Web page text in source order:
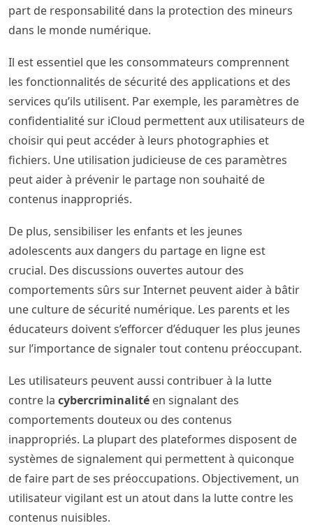
part de responsabilité dans la protection des mineurs
dans le monde numérique.
Il est essentiel que les consommateurs comprennent
les fonctionnalités de sécurité des applications et des
services qu’ils utilisent. Par exemple, les paramètres de
confidentialité sur iCloud permettent aux utilisateurs de
choisir qui peut accéder à leurs photographies et
fichiers. Une utilisation judicieuse de ces paramètres
peut aider à prévenir le partage non souhaité de
contenus inappropriés.
De plus, sensibiliser les enfants et les jeunes
adolescents aux dangers du partage en ligne est
crucial. Des discussions ouvertes autour des
comportements sûrs sur Internet peuvent aider à bâtir
une culture de sécurité numérique. Les parents et les
éducateurs doivent s’efforcer d’éduquer les plus jeunes
sur l’importance de signaler tout contenu préoccupant.
Les utilisateurs peuvent aussi contribuer à la lutte
contre la cybercriminalité en signalant des
comportements douteux ou des contenus
inappropriés. La plupart des plateformes disposent de
systèmes de signalement qui permettent à quiconque
de faire part de ses préoccupations. Objectivement, un
utilisateur vigilant est un atout dans la lutte contre les
contenus nuisibles.